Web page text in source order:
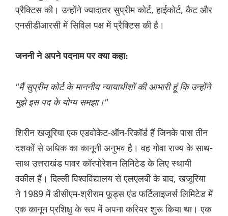
प्रैक्टिस की। उन्होंने ज्यादातर सुप्रीम कोर्ट, हाईकोर्ट, कैट और
एनसीडीआरसी में सिविल पक्ष में प्रैक्टिस की है।
जननी ने अपने पदनाम पर क्या कहा:
"मैं सुप्रीम कोर्ट के माननीय न्यायाधीशों की आभारी हूं कि उन्होंने
मुझे इस पद के योग्य समझा।"
शिरीन खजूरिया एक एडवोकेट-ऑन-रिकॉर्ड हैं जिनके पास तीन
दशकों से अधिक का कानूनी अनुभव है। वह गोवा राज्य के साथ-
साथ उत्तराखंड पावर कॉरपोरेशन लिमिटेड के लिए स्थायी
वकील हैं। दिल्ली विश्वविद्यालय से एलएलबी के बाद, खजूरिया
ने 1989 में डीसीएम-श्रीराम फूड्स एंड फर्टिलाइजर्स लिमिटेड में
एक कानून प्रशिक्षु के रूप में अपना करियर शुरू किया था। एक